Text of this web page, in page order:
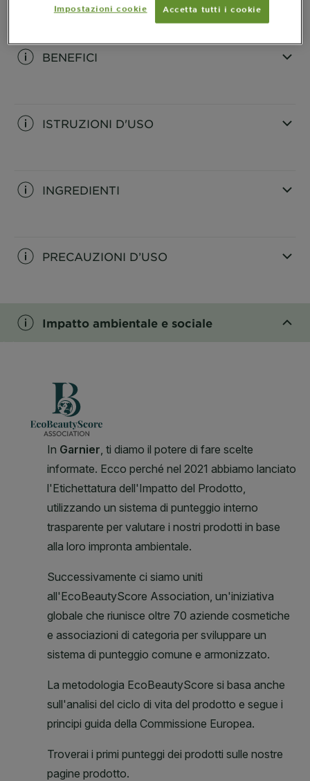
BENEFICI
ISTRUZIONI D'USO
INGREDIENTI
PRECAUZIONI D’USO
Impatto ambientale e sociale
Impostazioni cookie Accetta tutti i cookie